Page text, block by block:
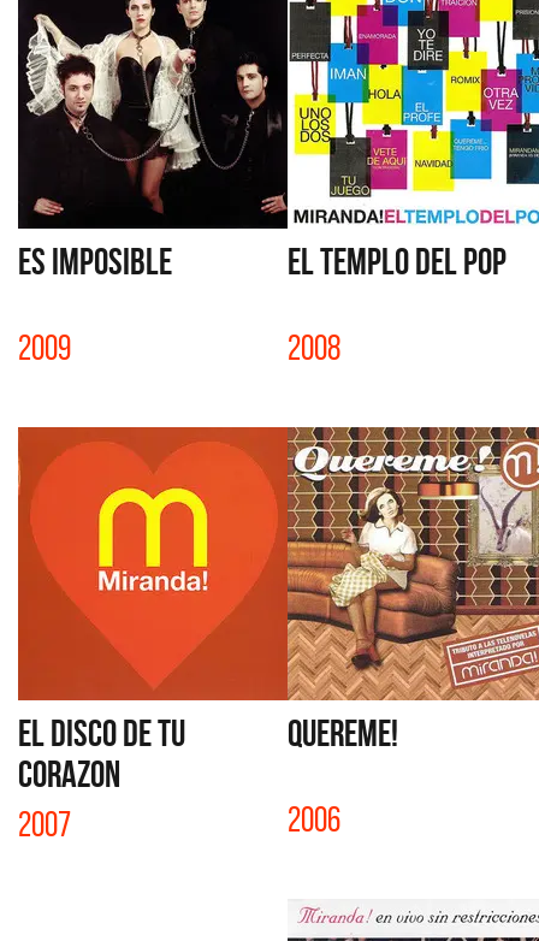
ES IMPOSIBLE
2009
EL TEMPLO DEL POP
2008
EL DISCO DE TU
CORAZON
2007
QUEREME!
2006